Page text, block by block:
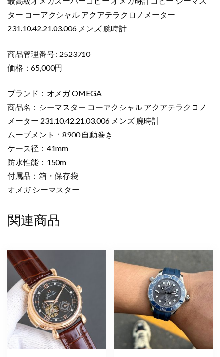
コ
ピ
ー
ー
マ
タ
コ
ー
ア
ク
シ
ャ
ル
ア
ア
テ
ク
ロ
メ
ー
231.10.42.21.03.006
メ
ター コーアクシャル アクアテラクロノメーター
231.10.42.21.03.006 メンズ 腕時計
商品管理番号 : 2523710
価格：65,000円
ブランド：オメガ OMEGA
商品名：シーマスター コーアクシャル アクアテラクロノ
メーター 231.10.42.21.03.006 メンズ 腕時計
ムーブメント：8900 自動巻き
ケース径：41mm
防水性能：150m
付属品：箱・保存袋
オメガ シーマスター
関連商品